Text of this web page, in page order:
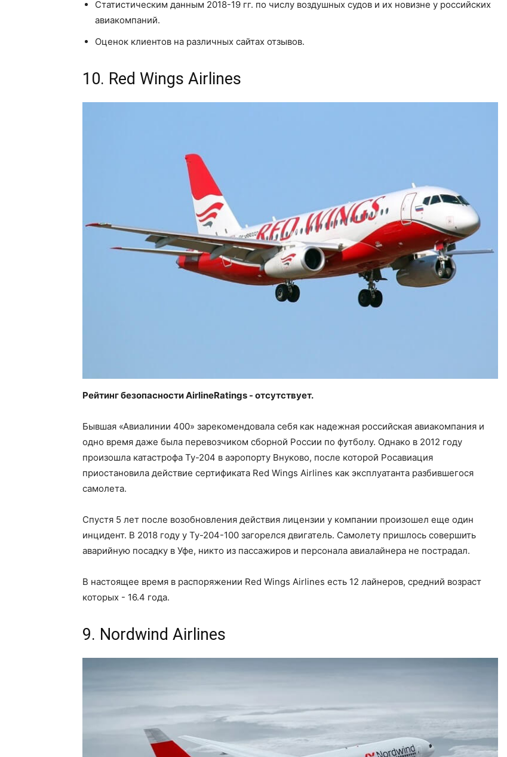
Статистическим данным 2018-19 гг. по числу воздушных судов и их новизне у российских
авиакомпаний.
Оценок клиентов на различных сайтах отзывов.
10. Red Wings Airlines
Рейтинг безопасности AirlineRatings - отсутствует.
Бывшая «Авиалинии 400» зарекомендовала себя как надежная российская авиакомпания и
одно время даже была перевозчиком сборной России по футболу. Однако в 2012 году
произошла катастрофа Ту-204 в аэропорту Внуково, после которой Росавиация
приостановила действие сертификата Red Wings Airlines как эксплуатанта разбившегося
самолета.
Спустя 5 лет после возобновления действия лицензии у компании произошел еще один
инцидент. В 2018 году у Ту-204-100 загорелся двигатель. Самолету пришлось совершить
аварийную посадку в Уфе, никто из пассажиров и персонала авиалайнера не пострадал.
В настоящее время в распоряжении Red Wings Airlines есть 12 лайнеров, средний возраст
которых - 16.4 года.
9. Nordwind Airlines